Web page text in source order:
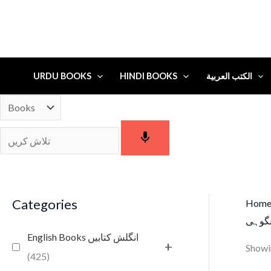
URDU BOOKS HINDI BOOKS الكتب العربية
Categories
English Books انگلش کتابیں
(425)
+
Home